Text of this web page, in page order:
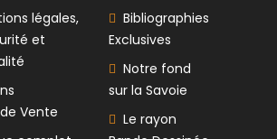
légales,
et
Vente
Bibliographies
Exclusives
Notre fond
sur la Savoie
Le rayon